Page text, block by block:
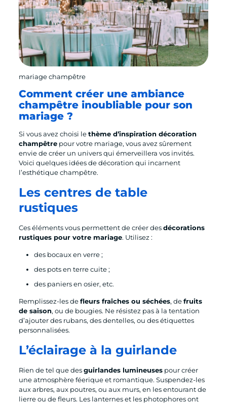
mariage champêtre
Comment créer une ambiance
champêtre inoubliable pour son
mariage ?
Si vous avez choisi lethème d’inspiration décoration
champêtrepour votre mariage, vous avez sûrement
envie de créer un univers qui émerveillera vos invités.
Voici quelques idées de décoration qui incarnent
l’esthétique champêtre.
Les centres de table
rustiques
Ces éléments vous permettent de créer desdécorations
rustiques pour votre mariage. Utilisez :
des bocaux en verre ;
des pots en terre cuite ;
des paniers en osier, etc.
Remplissez-les defleurs fraîches ou séchées, defruits
de saison, ou de bougies. Ne résistez pas à la tentation
d’ajouter des rubans, des dentelles, ou des étiquettes
personnalisées.
L’éclairage à la guirlande
Rien de tel que desguirlandes lumineusespour créer
une atmosphère féerique et romantique. Suspendez-les
aux arbres, aux poutres, ou aux murs, en les entourant de
lierre ou de fleurs. Les lanternes et les photophores ont